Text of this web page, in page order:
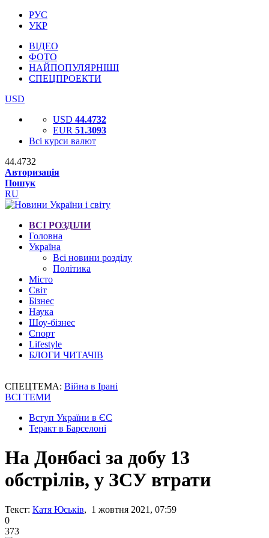
РУС
УКР
ВІДЕО
ФОТО
НАЙПОПУЛЯРНІШІ
СПЕЦПРОЕКТИ
USD
USD 44.4732
EUR 51.3093
Всі курси валют
44.4732
Авторизація
Пошук
RU
ВСІ РОЗДІЛИ
Головна
Україна
Всі новини розділу
Політика
Місто
Світ
Бізнес
Наука
Шоу-бізнес
Спорт
Lifestyle
БЛОГИ ЧИТАЧІВ
СПЕЦТЕМА: Війна в Ірані
ВСІ ТЕМИ
Вступ України в ЄС
Теракт в Барселоні
На Донбасі за добу 13
обстрілів, у ЗСУ втрати
Текст: Катя Юськів, 1 жовтня 2021, 07:59
0
373